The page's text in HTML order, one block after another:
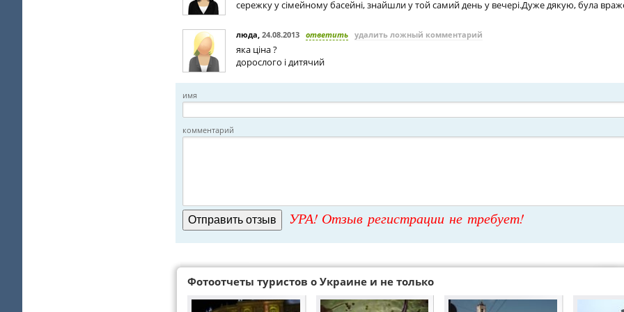
сережку у сімейному басейні, знайшли у той самий день у вечері.Дуже дякую, була
люда, 24.08.2013 ответить удалить ложный комментарий
яка ціна ?
дорослого і дитячий
имя
комментарий
УРА! Отзыв регистрации не требует!
Фотоотчеты туристов о Украине и не только